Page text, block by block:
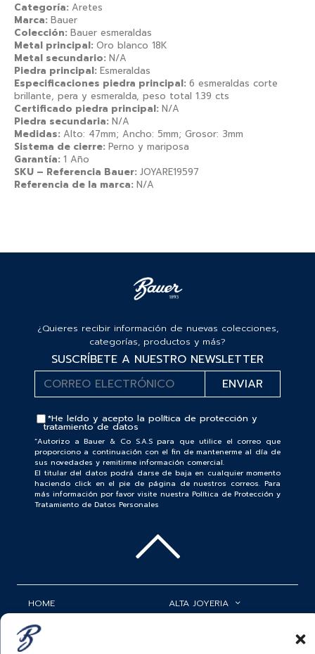
Categoría: Aretes
Marca: Bauer
Colección: Bauer esmeraldas
Metal principal: Oro blanco 18K
Metal secundario: N/A
Piedra principal: Esmeraldas
Especificaciones piedra principal: 6 esmeraldas corte
brillante, pera y esmeralda, peso total 1.39 cts
Certificado piedra principal: N/A
Piedra secundaria: N/A
Medidas: Alto: 47mm; Ancho: 5mm; Grosor: 3mm
Sistema de cierre: Perno y mariposa
Garantía: 1 Año
SKU – Referencia Bauer: JOYARE19597
Referencia de la marca: N/A
¿Quieres recibir información de nuevas colecciones,
categorías, productos y más?
SUSCRÍBETE A NUESTRO NEWSLETTER
*He leído y acepto la política de protección y
tratamiento de datos
“Autorizo a Bauer & Co S.A.S para que utilice el correo que
proporciono a continuación con el fin de mantenerme al día de
sus novedades y remitirme información comercial.
El titular del datos podrá darse de baja en cualquier momento
haciendo click en el pie de página de nuestros correos. Para
más información por favor visite nuestra Política de Protección y
Tratamiento de Datos Personales
HOME
ROLEX
RELOJERÍA
ALTA JOYERIA